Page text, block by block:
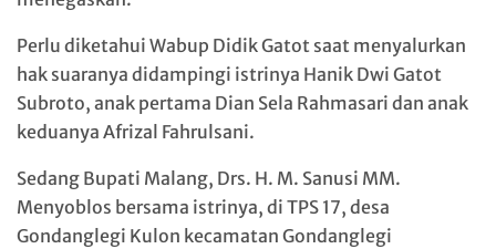
Perlu diketahui Wabup Didik Gatot saat menyalurkan
hak suaranya didampingi istrinya Hanik Dwi Gatot
Subroto, anak pertama Dian Sela Rahmasari dan anak
keduanya Afrizal Fahrulsani.
Sedang Bupati Malang, Drs. H. M. Sanusi MM.
Menyoblos bersama istrinya, di TPS 17, desa
Gondanglegi Kulon kecamatan Gondanglegi